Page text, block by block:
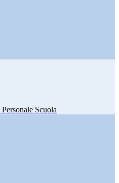
Scuola